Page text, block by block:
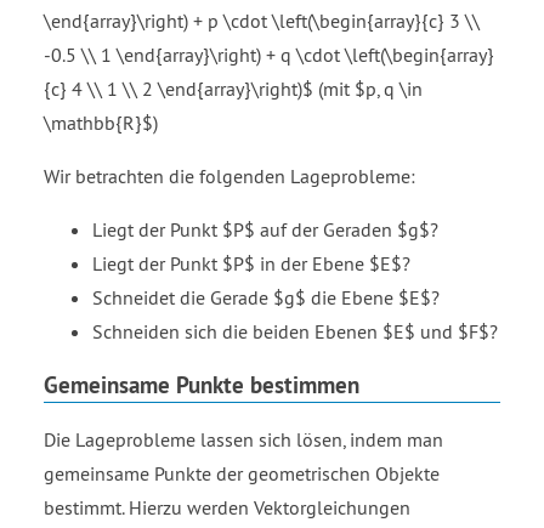
\end{array}\right) + p \cdot \left(\begin{array}{c} 3 \\
-0.5 \\ 1 \end{array}\right) + q \cdot \left(\begin{array}
{c} 4 \\ 1 \\ 2 \end{array}\right)$ (mit $p, q \in
\mathbb{R}$)
Wir betrachten die folgenden Lageprobleme:
Liegt der Punkt $P$ auf der Geraden $g$?
Liegt der Punkt $P$ in der Ebene $E$?
Schneidet die Gerade $g$ die Ebene $E$?
Schneiden sich die beiden Ebenen $E$ und $F$?
Gemeinsame Punkte bestimmen
Die Lageprobleme lassen sich lösen, indem man
gemeinsame Punkte der geometrischen Objekte
bestimmt. Hierzu werden Vektorgleichungen